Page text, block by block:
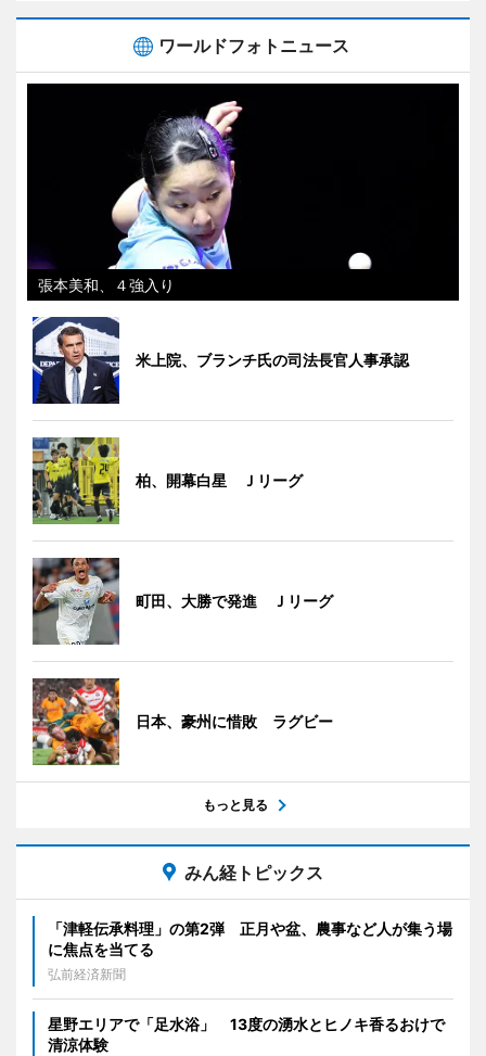
ワールドフォトニュース
張本美和、４強入り
米上院、ブランチ氏の司法長官人事承認
柏、開幕白星 Ｊリーグ
町田、大勝で発進 Ｊリーグ
日本、豪州に惜敗 ラグビー
もっと見る
みん経トピックス
「津軽伝承料理」の第2弾 正月や盆、農事など人が集う場
に焦点を当てる
弘前経済新聞
星野エリアで「足水浴」 13度の湧水とヒノキ香るおけで
清涼体験